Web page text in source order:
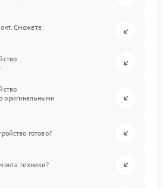
Сможете
оригинальными
готово?
техники?